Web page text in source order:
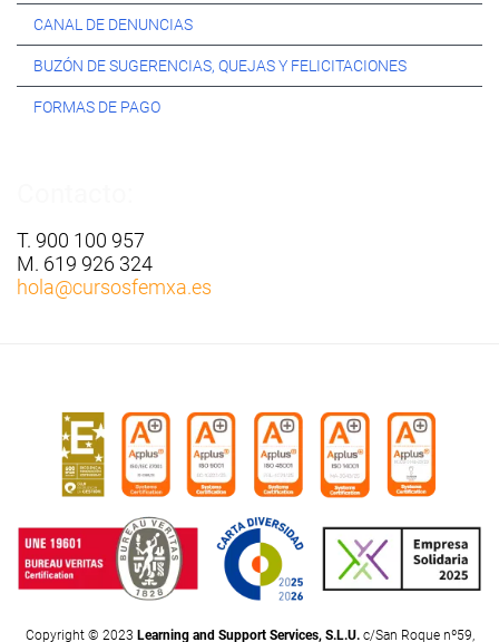
CANAL DE DENUNCIAS
BUZÓN DE SUGERENCIAS, QUEJAS Y FELICITACIONES
FORMAS DE PAGO
T. 900 100 957
M. 619 926 324
hola@cursosfemxa.es
Copyright © 2023 Learning and Support Services, S.L.U.c/San Roque nº59,